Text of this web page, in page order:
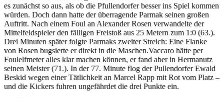
es zunächst so aus, als ob die Pfullendorfer besser ins Spiel kommen
würden. Doch dann hatte der überragende Parmak seinen großen
Auftritt. Nach einem Foul an Alexander Rosen verwandelte der
Mittelfeldspieler den fälligen Freistoß aus 25 Metern zum 1:0 (63.).
Drei Minuten später folgte Parmaks zweiter Streich: Eine Flanke
von Rosen bugsierte er direkt in die Maschen.Vaccaro hätte per
Foulelfmeter alles klar machen können, er fand aber in Hermanutz
seinen Meister (71.). In der 77. Minute flog der Pullendorfer Ewald
Beskid wegen einer Tätlichkeit an Marcel Rapp mit Rot vom Platz –
und die Kickers fuhren ungefährdet die drei Punkte ein.